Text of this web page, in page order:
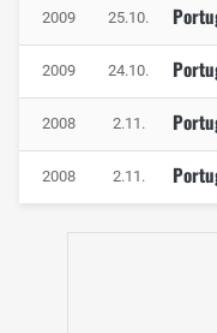
2009 25.10.
2009 24.10.
2008 2.11.
2008 2.11.